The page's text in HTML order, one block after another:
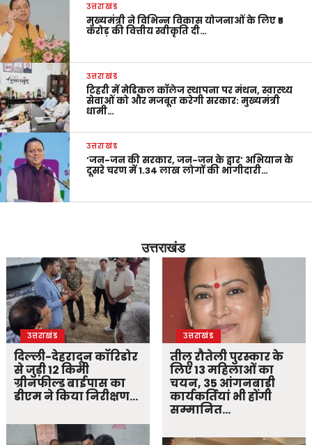
उत्तराखंड
मुख्यमंत्री ने विभिन्न विकास योजनाओं के लिए ₹5
करोड़ की वित्तीय स्वीकृति दी…
उत्तराखंड
टिहरी में मेडिकल कॉलेज स्थापना पर मंथन, स्वास्थ्य
सेवाओं को और मजबूत करेगी सरकार: मुख्यमंत्री
धामी…
उत्तराखंड
‘जन-जन की सरकार, जन-जन के द्वार’ अभियान के
दूसरे चरण में 1.34 लाख लोगों की भागीदारी…
उत्तराखंड
उत्तराखंड
दिल्ली-देहरादून कॉरिडोर
से जुड़ी 12 किमी
ग्रीनफील्ड बाईपास का
डीएम ने किया निरीक्षण…
उत्तराखंड
तीलू रौतेली पुरस्कार के
लिए 13 महिलाओं का
चयन, 35 आंगनबाड़ी
कार्यकर्तियां भी होंगी
सम्मानित…